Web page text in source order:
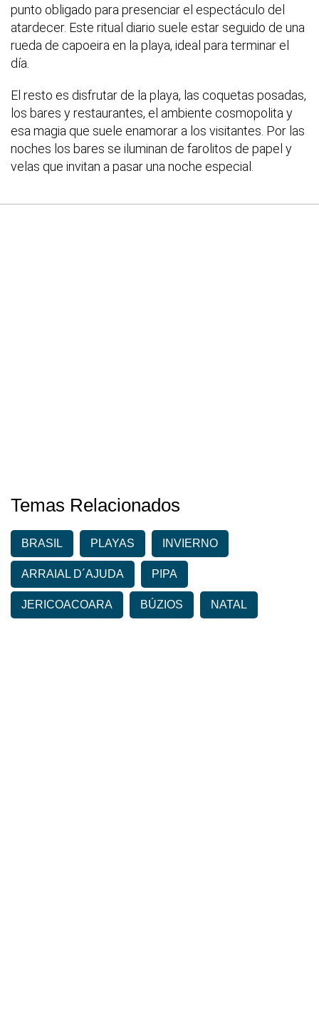
punto obligado para presenciar el espectáculo del
atardecer. Este ritual diario suele estar seguido de una
rueda de capoeira en la playa, ideal para terminar el
día.
El resto es disfrutar de la playa, las coquetas posadas,
los bares y restaurantes, el ambiente cosmopolita y
esa magia que suele enamorar a los visitantes. Por las
noches los bares se iluminan de farolitos de papel y
velas que invitan a pasar una noche especial.
Temas Relacionados
BRASIL PLAYAS INVIERNO
ARRAIAL D´AJUDA PIPA
JERICOACOARA BÚZIOS NATAL